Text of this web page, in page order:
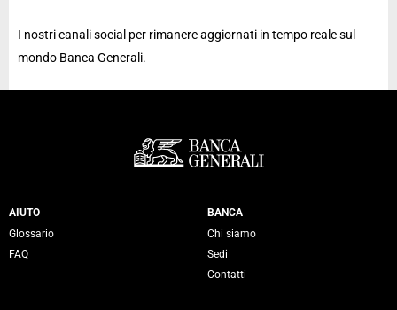
I nostri canali social per rimanere aggiornati in tempo reale sul
mondo Banca Generali.
Servizi Banca Generali
AIUTO
Glossario
FAQ
BANCA
Chi siamo
Sedi
Contatti